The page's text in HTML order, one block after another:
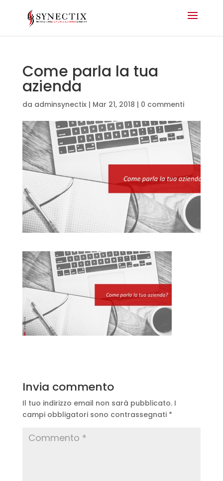
Come parla la tua
azienda
da adminsynectix| Mar 21, 2018 | 0 commenti
Invia commento
Il tuo indirizzo email non sarà pubblicato. I
campi obbligatori sono contrassegnati *